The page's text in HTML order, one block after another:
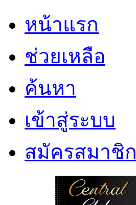
หน้าแรก
ช่วยเหลือ
ค้นหา
เข้าสู่ระบบ
สมัครสมาชิก